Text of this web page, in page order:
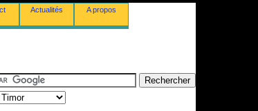
Actualités A propos